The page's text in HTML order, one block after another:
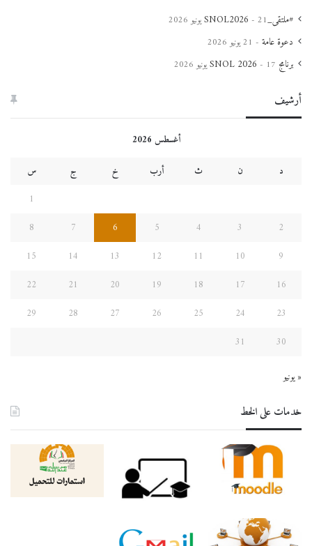
#ملتقى_SNOL202621 يونيو 2026
دعوة عامة 21 يونيو 2026
برنامج SNOL 2026 17 يونيو 2026
أرشيف
أغسطس 2026
د
ن ث أرب خ ج
س
1
2
3
4
5
6
7
8
9
10
11
12
13
14
15
16
17
18
19
20
21
22
23
24
25
26
27
28
29
30
31
« يونيو
خدمات على الخط